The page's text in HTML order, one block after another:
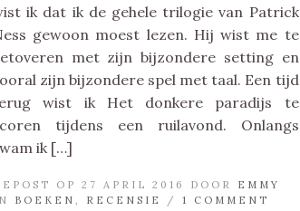
ik dat ik de gehele trilogie van Patrick
gewoon moest lezen. Hij wist me te
met zijn bijzondere setting en
zijn bijzondere spel met taal. Een tijd
wist ik Het donkere paradijs te
tijdens een ruilavond. Onlangs
ik […]
OP 27 APRIL 2016 DOOR EMMY
BOEKEN , RECENSIE / 1 COMMENT